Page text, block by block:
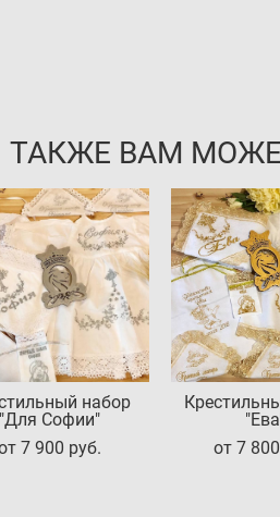
ТАКЖЕ ВАМ
набор
"Для Софии"
7 900 pуб.
от 7